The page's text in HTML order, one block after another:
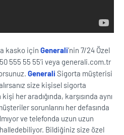
kasko için Generali’nin 7/24 Özel
555 55 55’i veya generali.com.tr
Generali Sigorta müşterisi
size kişisel sigorta
her aradığında, karşısında aynı
sorunlarını her defasında
ve telefonda uzun uzun
Bildiğiniz size özel